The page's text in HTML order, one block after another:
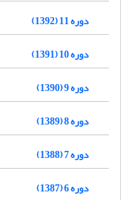
دوره 11 (1392)
دوره 10 (1391)
دوره 9 (1390)
دوره 8 (1389)
دوره 7 (1388)
دوره 6 (1387)